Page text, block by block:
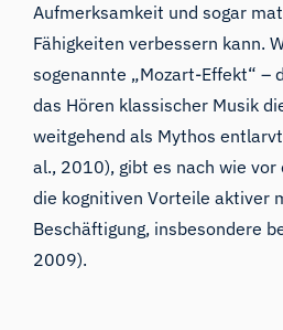
Aufmerksamkeit und sogar
Fähigkeiten verbessern kann.
sogenannte „Mozart-Effekt“ –
das Hören klassischer Musik
weitgehend als Mythos
al., 2010), gibt es nach wie
die kognitiven Vorteile aktiver
Beschäftigung, insbesondere
2009).